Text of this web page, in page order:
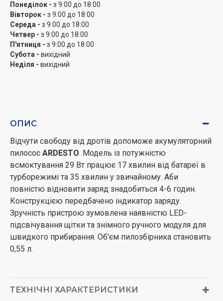
Понеділок - з 9:00 до 18:00
Вівторок - з 9:00 до 18:00
Середа - з 9:00 до 18:00
Четвер - з 9:00 до 18:00
П'ятниця - з 9:00 до 18:00
Субота - вихідний
Неділя - вихідний
ОПИС
Відчути свободу від дротів допоможе акумуляторний
пилосос ARDESTO. Модель із потужністю
всмоктування 29 Вт працює 17 хвилин від батареї в
турборежимі та 35 хвилин у звичайному. Аби
повністю відновити заряд знадобиться 4-6 годин.
Конструкцією передбачено індикатор заряду.
Зручність пристрою зумовлена наявністю LED-
підсвічування щітки та знімного ручного модуля для
швидкого прибирання. Об’єм пилозбірника становить
0,55 л.
ТЕХНІЧНІ ХАРАКТЕРИСТИКИ